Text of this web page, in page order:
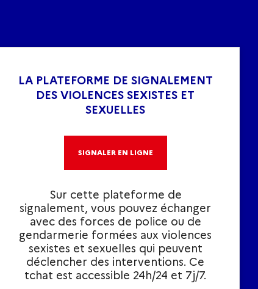
LA PLATEFORME DE SIGNALEMENT
DES VIOLENCES SEXISTES ET
SEXUELLES
SIGNALER EN LIGNE
Sur cette plateforme de
signalement, vous pouvez échanger
avec des forces de police ou de
gendarmerie formées aux violences
sexistes et sexuelles qui peuvent
déclencher des interventions. Ce
tchat est accessible 24h/24 et 7j/7.